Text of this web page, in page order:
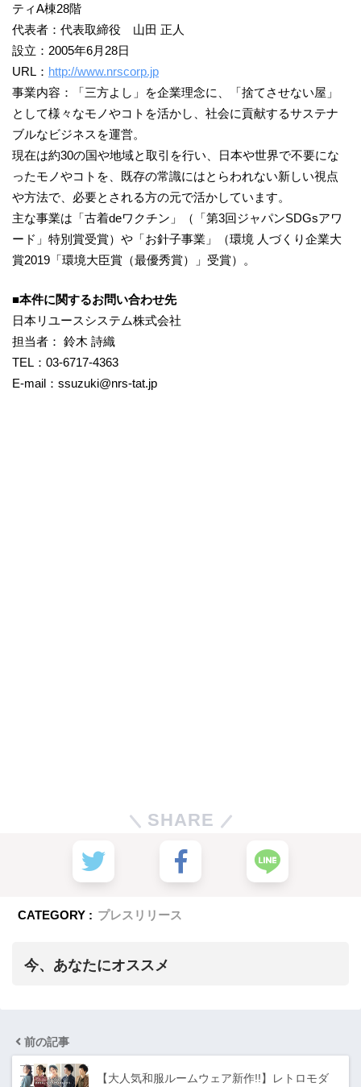
ティA棟28階
代表者：代表取締役 山田 正人
設立：2005年6月28日
URL： http://www.nrscorp.jp
事業内容：「三方よし」を企業理念に、「捨てさせない屋」
として様々なモノやコトを活かし、社会に貢献するサステナ
ブルなビジネスを運営。
現在は約30の国や地域と取引を行い、日本や世界で不要にな
ったモノやコトを、既存の常識にはとらわれない新しい視点
や方法で、必要とされる方の元で活かしています。
主な事業は「古着deワクチン」（「第3回ジャパンSDGsアワ
ード」特別賞受賞）や「お針子事業」（環境 人づくり企業大
賞2019「環境大臣賞（最優秀賞）」受賞）。
■本件に関するお問い合わせ先
日本リユースシステム株式会社
担当者： 鈴木 詩織
TEL：03-6717-4363
E-mail：ssuzuki@nrs-tat.jp
SHARE
CATEGORY : プレスリリース
今、あなたにオススメ
前の記事
【大人気和服ルームウェア新作!!】レトロモダ